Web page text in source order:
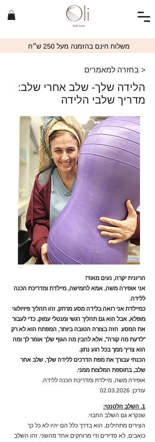
משלוח חינם בהזמנה מעל 250 ש״ח
< בחזרה למאמרים
הלידה שלך- שלב אחרי שלב:
מדריך שלבי הלידה
הריונית יקרה, נעים מאוד!
אני אופירה משה, אמא לחמישה, מיילדת ומדריכת הכנה
ללידה.
כמיילדת אני רואה בלידה מסע מרתק. זהו תהליך פיזיולוגי
מופלא, אבל הוא גם תהליך רגשי ומנטלי עמוק. כדי לעבור
את המסע הזה בצורה הטובה ביותר, המפתח הוא לא רק
"לדעת מה קורה", אלא להבין מה הגוף שלך אומר לך ומה
הוא צריך ממך בכל רגע נתון.
הכנתי עבורך את מפת הדרכים ללידה שלך, שלב אחר
שלב, בתוספת המלצות ממני.
אופירה משה, מיילדת ומדריכת הכנה ללידה. ​
​עודכן: 02.03.2026
1. השלב הלטנטי:
שנקרא גם השלב החבוי.
הצירים מתחילים, הוא בדרך כלל הם יהיו לא כל כך
כואבים, לא סדירים ודי מרוחקים אחד מהשני. זהו השלב